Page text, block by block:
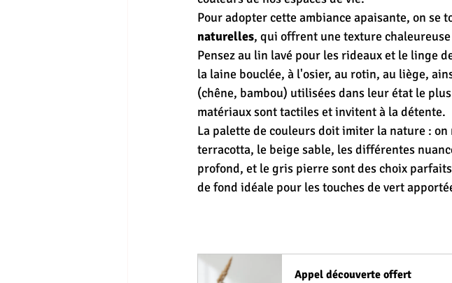
Pour adopter cette ambiance apaisante, on se
naturelles, qui offrent une texture
Pensez au lin lavé pour les rideaux et le linge
la laine bouclée, à l'osier, au rotin, au liège,
(chêne, bambou) utilisées dans leur état le
matériaux sont tactiles et invitent à la détente.
La palette de couleurs doit imiter la nature :
terracotta, le beige sable, les différentes
profond, et le gris pierre sont des choix
de fond idéale pour les touches de vert
Appel découverte offert